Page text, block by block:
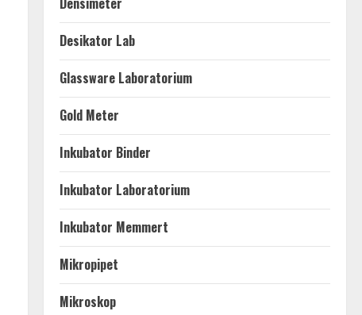
Desikator Lab
Glassware Laboratorium
Gold Meter
Inkubator Binder
Inkubator Laboratorium
Inkubator Memmert
Mikropipet
Mikroskop